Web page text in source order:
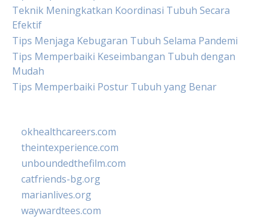
Teknik Meningkatkan Koordinasi Tubuh Secara
Efektif
Tips Menjaga Kebugaran Tubuh Selama Pandemi
Tips Memperbaiki Keseimbangan Tubuh dengan
Mudah
Tips Memperbaiki Postur Tubuh yang Benar
okhealthcareers.com
theintexperience.com
unboundedthefilm.com
catfriends-bg.org
marianlives.org
waywardtees.com